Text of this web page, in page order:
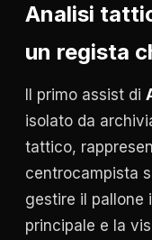
Analisi
un regista
Il primo assist di
isolato da
tattico,
centrocampista
gestire il pallone
principale e la